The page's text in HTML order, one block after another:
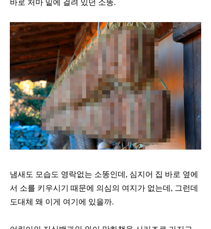
바로 처마 밑에 걸려 있던 소똥.
냄새도 모습도 영락없는 소똥인데, 심지어 집 바로 옆에
서 소를 키우시기 때문에 의심의 여지가 없는데, 그런데
도대체 왜 이게 여기에 있을까.